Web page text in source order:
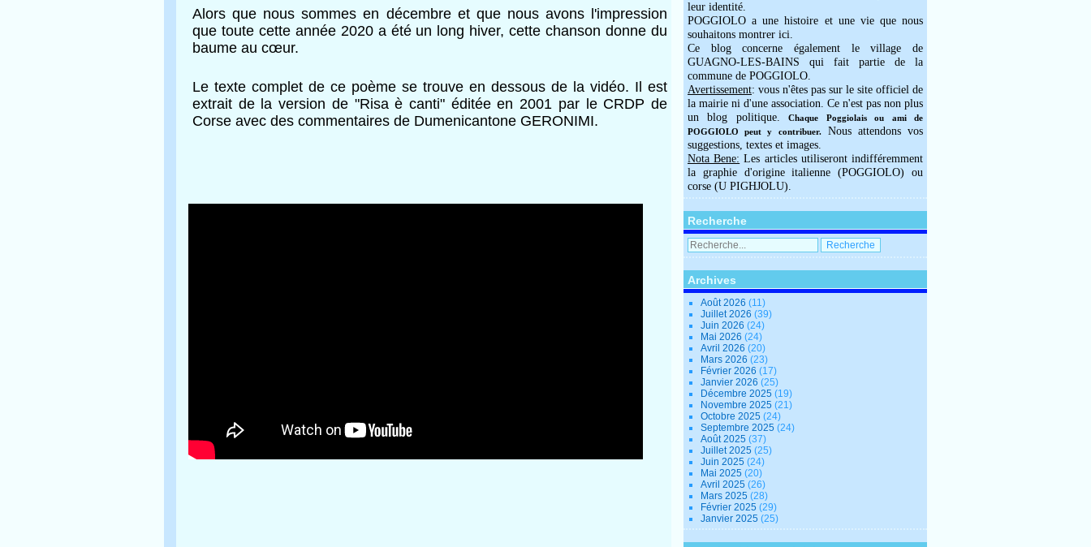
Alors que nous sommes en décembre et que nous avons l'impression
que toute cette année 2020 a été un long hiver, cette chanson donne du
baume au cœur.
Le texte complet de ce poème se trouve en dessous de la vidéo. Il est
extrait de la version de "Risa è canti" éditée en 2001 par le CRDP de
Corse avec des commentaires de Dumenicantone GERONIMI.
leur identité.
POGGIOLO a une histoire et une vie que nous
souhaitons montrer ici.
Ce blog concerne également le village de
GUAGNO-LES-BAINS qui fait partie de la
commune de POGGIOLO.
Avertissement: vous n'êtes pas sur le site officiel de
la mairie ni d'une association. Ce n'est pas non plus
un blog politique.Chaque Poggiolais ou ami de
POGGIOLO peut y contribuer.Nous attendons vos
suggestions, textes et images.
Nota Bene: Les articles utiliseront indifféremment
la graphie d'origine italienne (POGGIOLO) ou
corse (U PIGHJOLU).
Recherche
Archives
Août 2026 (11)
Juillet 2026 (39)
Juin 2026 (24)
Mai 2026 (24)
Avril 2026 (20)
Mars 2026 (23)
Février 2026 (17)
Janvier 2026 (25)
Décembre 2025 (19)
Novembre 2025 (21)
Octobre 2025 (24)
Septembre 2025 (24)
Août 2025 (37)
Juillet 2025 (25)
Juin 2025 (24)
Mai 2025 (20)
Avril 2025 (26)
Mars 2025 (28)
Février 2025 (29)
Janvier 2025 (25)